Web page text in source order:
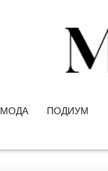
МОДА ПОДИУМ